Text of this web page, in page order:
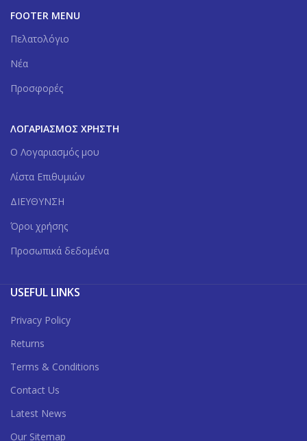
FOOTER MENU
Πελατολόγιο
Νέα
Προσφορές
ΛΟΓΑΡΙΑΣΜΌΣ ΧΡΉΣΤΗ
Ο Λογαριασμός μου
Λίστα Επιθυμιών
ΔΙΕΥΘΥΝΣΗ
Όροι χρήσης
Προσωπικά δεδομένα
USEFUL LINKS
Privacy Policy
Returns
Terms & Conditions
Contact Us
Latest News
Our Sitemap